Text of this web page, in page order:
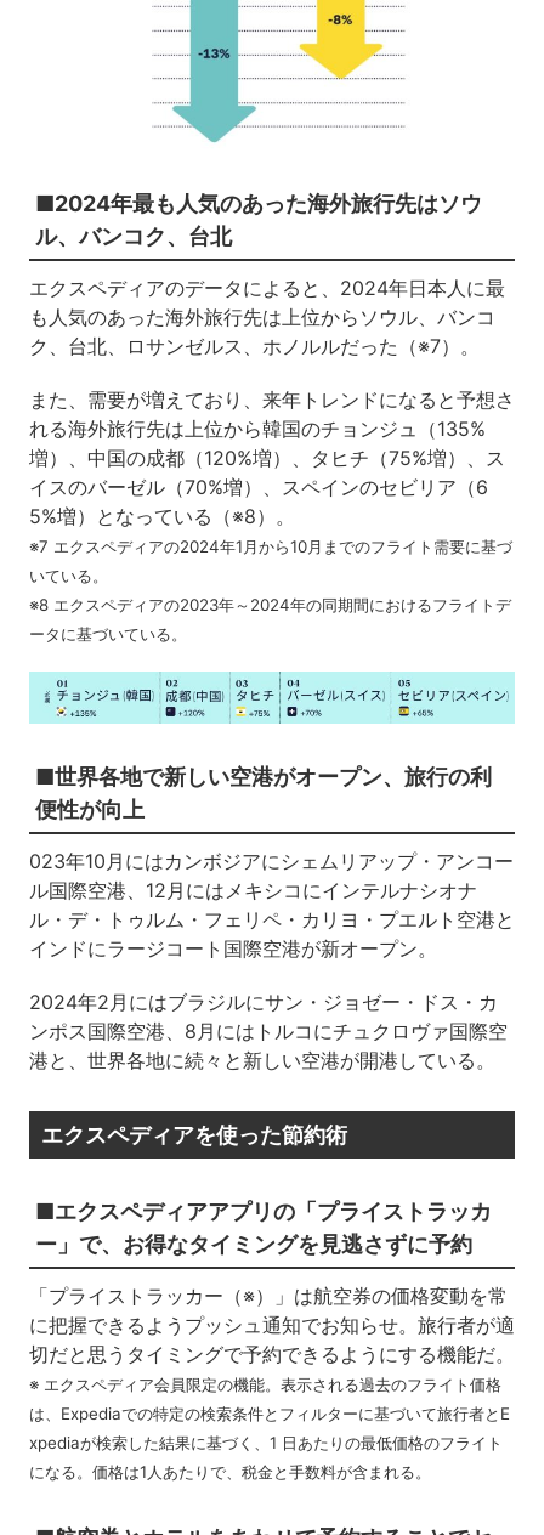
■2024年最も人気のあった海外旅行先はソウ
ル、バンコク、台北
エクスペディアのデータによると、2024年日本人に最
も人気のあった海外旅行先は上位からソウル、バンコ
ク、台北、ロサンゼルス、ホノルルだった（※7）。
また、需要が増えており、来年トレンドになると予想さ
れる海外旅行先は上位から韓国のチョンジュ（135%
増）、中国の成都（120%増）、タヒチ（75%増）、ス
イスのバーゼル（70%増）、スペインのセビリア（6
5%増）となっている（※8）。
※7 エクスペディアの2024年1月から10月までのフライト需要に基づ
いている。
※8 エクスペディアの2023年～2024年の同期間におけるフライトデ
ータに基づいている。
■世界各地で新しい空港がオープン、旅行の利
便性が向上
023年10月にはカンボジアにシェムリアップ・アンコー
ル国際空港、12月にはメキシコにインテルナシオナ
ル・デ・トゥルム・フェリペ・カリヨ・プエルト空港と
インドにラージコート国際空港が新オープン。
2024年2月にはブラジルにサン・ジョゼー・ドス・カ
ンポス国際空港、8月にはトルコにチュクロヴァ国際空
港と、世界各地に続々と新しい空港が開港している。
エクスペディアを使った節約術
■エクスペディアアプリの「プライストラッカ
ー」で、お得なタイミングを見逃さずに予約
「プライストラッカー（※）」は航空券の価格変動を常
に把握できるようプッシュ通知でお知らせ。旅行者が適
切だと思うタイミングで予約できるようにする機能だ。
※ エクスペディア会員限定の機能。表示される過去のフライト価格
は、Expediaでの特定の検索条件とフィルターに基づいて旅行者とE
xpediaが検索した結果に基づく、1 日あたりの最低価格のフライト
になる。価格は1人あたりで、税金と手数料が含まれる。